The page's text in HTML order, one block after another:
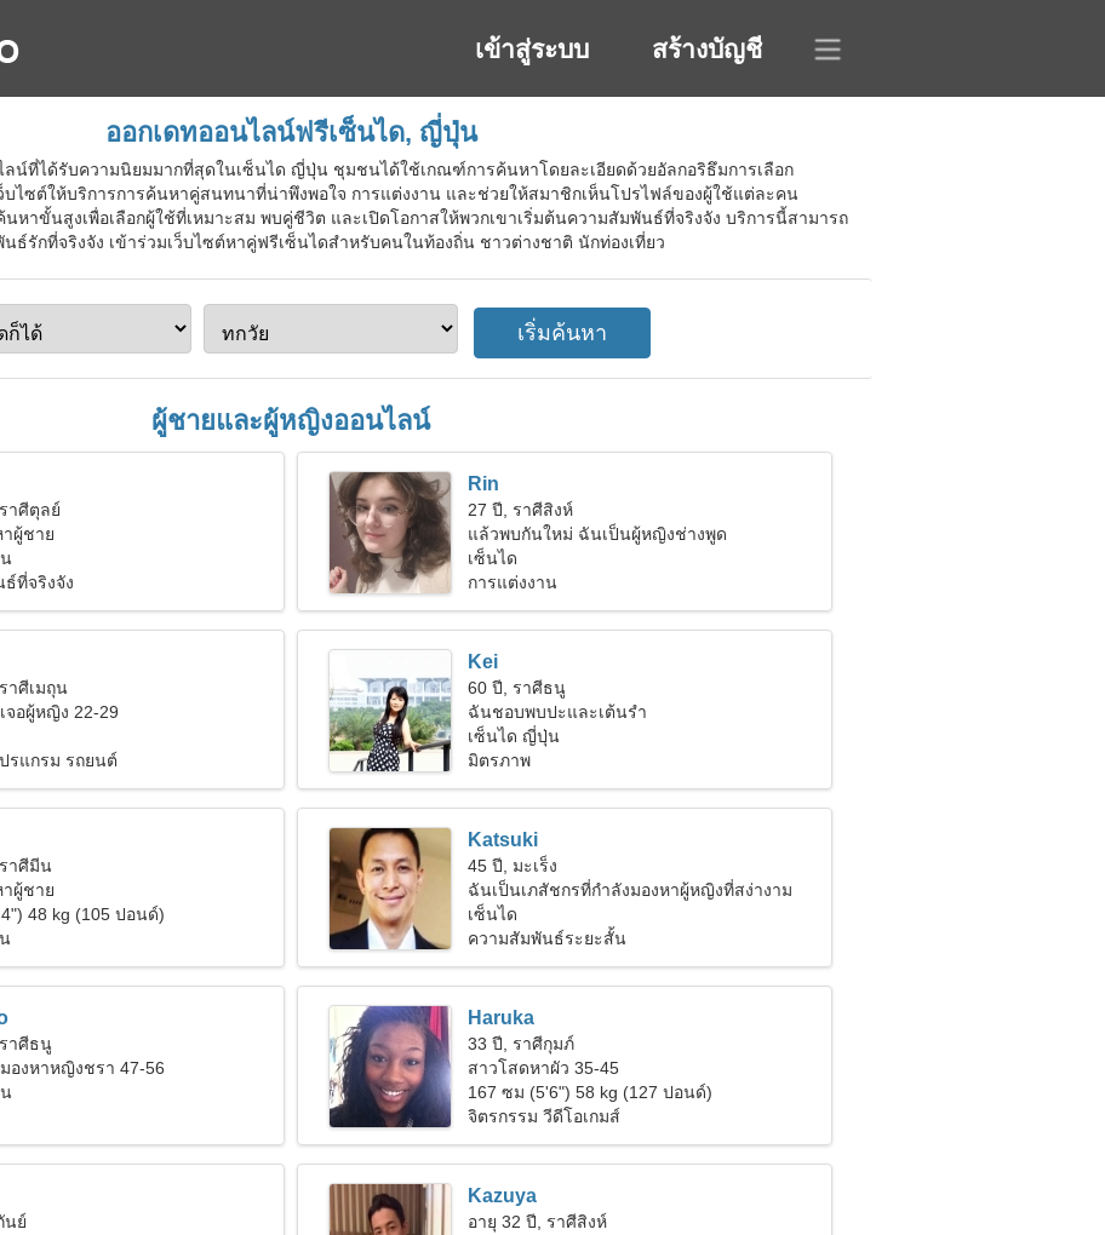
เข้าสู่ระบบ สร้างบัญชี
ออกเดทออนไลน์ฟรีเซ็นได, ญี่ปุ่น
ลน์ที่ได้รับความนิยมมากที่สุดในเซ็นได ญี่ปุ่น ชุมชนได้ใช้เกณฑ์การค้นหาโดยละเอียดด้วยอัลกอริธึมการเลือก
ซต์ให้บริการการค้นหาคู่สนทนาที่น่าพึงพอใจ การแต่งงาน และช่วยให้สมาชิกเห็นโปรไฟล์ของผู้ใช้แต่ละคน
หาขั้นสูงเพื่อเลือกผู้ใช้ที่เหมาะสม พบคู่ชีวิต และเปิดโอกาสให้พวกเขาเริ่มต้นความสัมพันธ์ที่จริงจัง บริการนี้สามารถ
รักที่จริงจัง เข้าร่วมเว็บไซต์หาคู่ฟรีเซ็นไดสำหรับคนในท้องถิ่น ชาวต่างชาติ นักท่องเที่ยว
ผู้ชายและผู้หญิงออนไลน์
าศีตุลย์
ผู้ชาย
ที่จริงจัง
Rin
27 ปี, ราศีสิงห์
แล้วพบกันใหม่ ฉันเป็นผู้หญิงช่างพูด
เซ็นได
การแต่งงาน
าศีเมถุน
จอผู้หญิง 22-29
รแกรม รถยนต์
Kei
60 ปี, ราศีธนู
ฉันชอบพบปะและเต้นรำ
เซ็นได ญี่ปุ่น
มิตรภาพ
าศีมีน
ผู้ชาย
48 kg (105 ปอนด์)
Katsuki
45 ปี, มะเร็ง
ฉันเป็นเภสัชกรที่กำลังมองหาผู้หญิงที่สง่างาม
เซ็นได
ความสัมพันธ์ระยะสั้น
าศีธนู
องหาหญิงชรา 47-56
Haruka
33 ปี, ราศีกุมภ์
สาวโสดหาผัว 35-45
167 ซม (5'6") 58 kg (127 ปอนด์)
จิตรกรรม วีดีโอเกมส์
นย์
Kazuya
อายุ 32 ปี, ราศีสิงห์